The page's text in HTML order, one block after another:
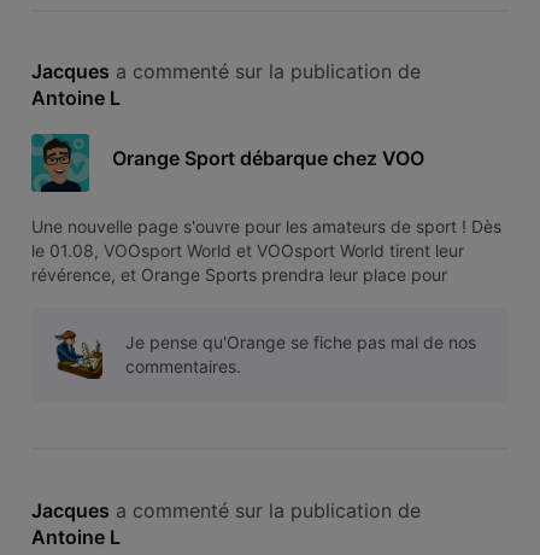
Jacques a commenté sur la publication de
Antoine L
Orange Sport débarque chez VOO
Une nouvelle page s'ouvre pour les amateurs de sport ! Dès
le 01.08, VOOsport World et VOOsport World tirent leur
révérence, et Orange Sports prendra leur place pour
de nombreuses cJe pense qu'Orange se fiche pas mal de nos
commentaires.
Jacques a commenté sur la publication de
Antoine L